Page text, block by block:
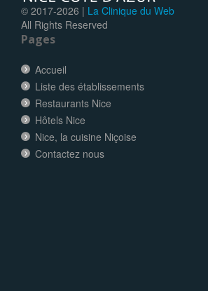
© 2017-2026 | La Clinique du Web
All Rights Reserved
Pages
Accueil
Liste des établissements
Restaurants Nice
Hôtels Nice
Nice, la cuisine Niçoise
Contactez nous